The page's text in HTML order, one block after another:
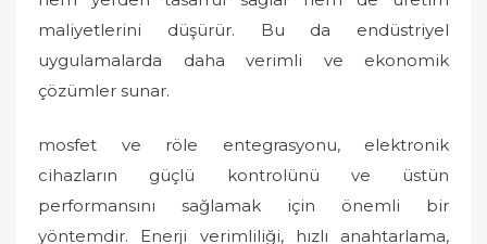
maliyetlerini düşürür. Bu da endüstriyel
uygulamalarda daha verimli ve ekonomik
çözümler sunar.
mosfet ve röle entegrasyonu, elektronik
cihazların güçlü kontrolünü ve üstün
performansını sağlamak için önemli bir
yöntemdir. Enerji verimliliği, hızlı anahtarlama,